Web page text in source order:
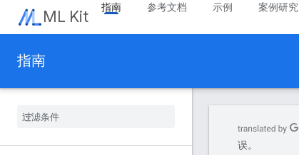
ML Kit 指南 参考文档 示例 案例研究
指南
误。